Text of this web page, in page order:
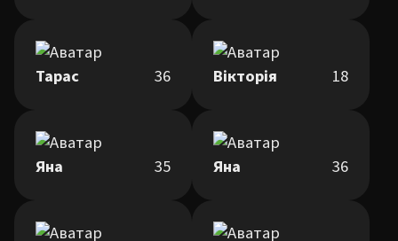
Тарас 36 Вікторія 18
Яна 35 Яна 36